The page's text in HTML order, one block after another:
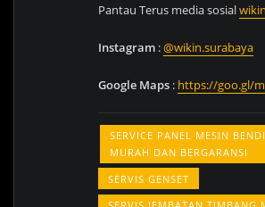
Pantau Terus media sosialwikin
Instagram :@wikin.surabaya
Google Maps : https://goo.gl/
SERVICE PANEL MESIN
MURAH DAN BERGARANSI
SERVIS GENSET